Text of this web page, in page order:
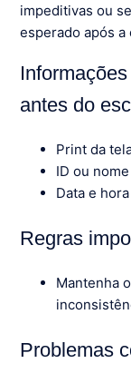
impeditivas ou
esperado após a
antes do
Print da
ID ou
Data e
Regras
Mantenha
Problemas